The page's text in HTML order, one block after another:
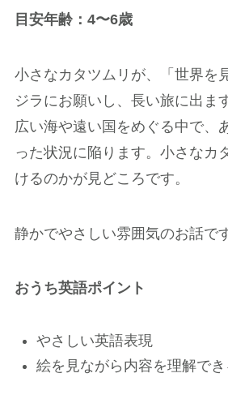
目安年齢：4〜6歳
小さなカタツムリが、「世界を
ジラにお願いし、長い旅に出ま
広い海や遠い国をめぐる中で、
った状況に陥ります。小さなカ
けるのかが見どころです。
静かでやさしい雰囲気のお話です
おうち英語ポイント
やさしい英語表現
絵を見ながら内容を理解でき